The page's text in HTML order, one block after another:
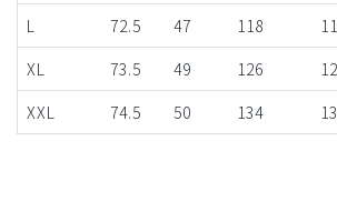
L
72.5 47 118
XL
73.5 49 126
XXL
74.5 50 134